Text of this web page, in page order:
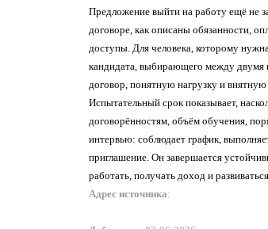
Предложение выйти на работу ещё не
договоре, как описаны обязанности,
доступы. Для человека, которому
кандидата, выбирающего между двумя
договор, понятную нагрузку и
Испытательный срок показывает,
договорённостям, объём обучения,
интервью: соблюдает график,
приглашение. Он завершается
работать, получать доход и
Адрес источника: